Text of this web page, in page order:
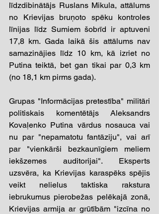
līdzdibinātājs Ruslans Mikula, attālums
no Krievijas bruņoto spēku kontroles
līnijas līdz Sumiem šobrīd ir aptuveni
17,8 km. Gada laikā šis attālums nav
samazinājies līdz 10 km, kā izriet no
Putina teiktā, bet gan tikai par 0,3 km
(no 18,1 km pirms gada).
Grupas "Informācijas pretestība" militāri
politiskais komentētājs Aleksandrs
Kovaļenko Putina vārdus nosauca vai
nu par "nepamatotu fantāziju", vai arī
par "vienkārši bezkaunīgiem meliem
iekšzemes auditorijai". Eksperts
uzsvēra, ka Krievijas karaspēks spējis
veikt nelielus taktiska rakstura
iebrukumus pierobežas pelēkajā zonā,
Krievijas armija ar grūtībām "izcīna no